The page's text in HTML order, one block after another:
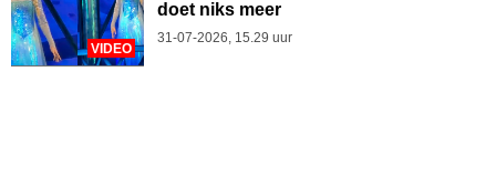
VIDEO
doet niks meer
31-07-2026, 15.29 uur